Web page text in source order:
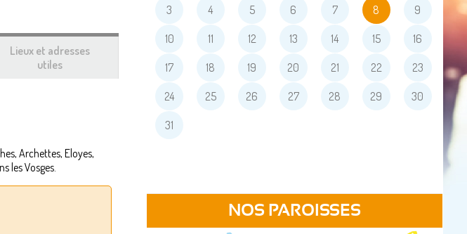
Lieux et adresses
utiles
Archettes, Eloyes,
les Vosges.
3 4 5 6 7 8 9
10 11 12 13 14 15 16
17 18 19 20 21 22 23
24 25 26 27 28 29 30
31
NOS PAROISSES